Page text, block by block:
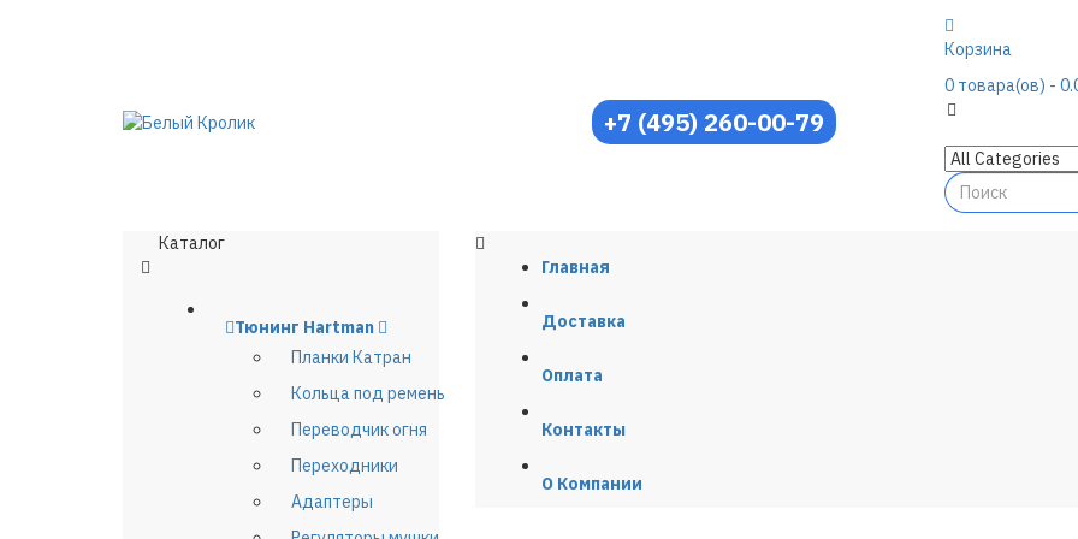
+7 (495) 260-00-79
Корзина
0товара(ов) -
Каталог
Тюнинг Hartman
Планки Катран
Кольца под ремень
Переводчик огня
Переходники
Адаптеры
Главная
Доставка
Оплата
Контакты
О Компании